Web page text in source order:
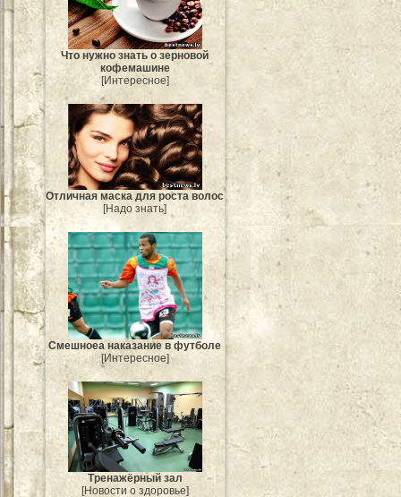
Что нужно знать о зерновой
кофемашине
[Интересное]
Отличная маска для роста волос
[Надо знать]
Смешноеа наказание в футболе
[Интересное]
Тренажёрный зал
[Новости о здоровье]